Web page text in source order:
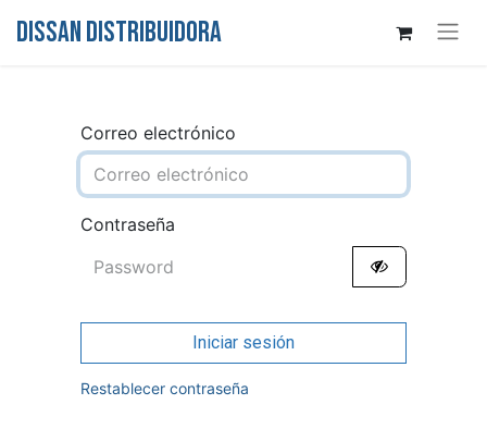
DISSAN DISTRIBUIDORA
Correo electrónico
Contraseña
Iniciar sesión
Restablecer contraseña